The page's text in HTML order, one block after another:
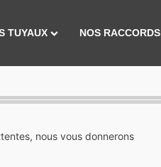
TUYAUX NOS RACCORDS
nous vous donnerons